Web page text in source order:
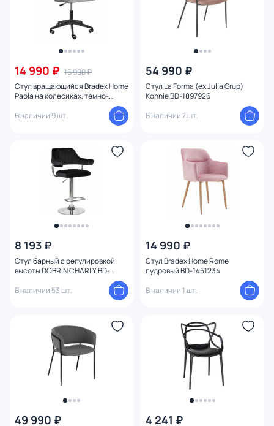
14 990 ₽ 16 990 ₽
Стул вращающийся Bradex Home
Paola на колесиках, темно-
В наличии 9 шт.
54 990 ₽
Стул La Forma (ex Julia Grup)
Konnie BD-1897926
В наличии 7 шт.
8 193 ₽
Стул барный с регулировкой
высоты DOBRIN CHARLY BD-
В наличии 53 шт.
14 990 ₽
Стул Bradex Home Rome
пудровый BD-1451234
В наличии 1 шт.
49 990 ₽ 4 241 ₽